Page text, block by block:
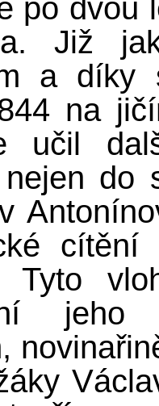
po dvou
Již
a díky
na
učil
do
Tyto